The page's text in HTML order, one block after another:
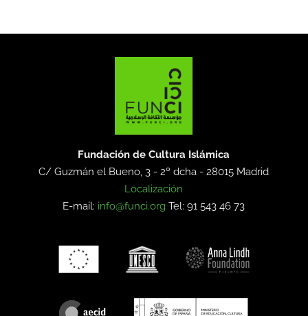
Fundación de Cultura Islámica
C/ Guzmán el Bueno, 3 - 2º dcha -28015 Madrid
Localización
E-mail: info@funci.org Tel: 91 543 46 73